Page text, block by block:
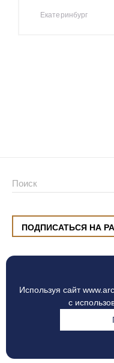
Екатеринбург
Используя сайт
с
ПОДПИСАТЬСЯ НА
ул. Малышева, 8,
Процесс оплаты